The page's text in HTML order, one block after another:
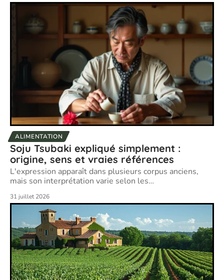
ALIMENTATION
Soju Tsubaki expliqué simplement :
origine, sens et vraies références
L'expression apparaît dans plusieurs corpus anciens,
mais son interprétation varie selon les…
31 juillet 2026